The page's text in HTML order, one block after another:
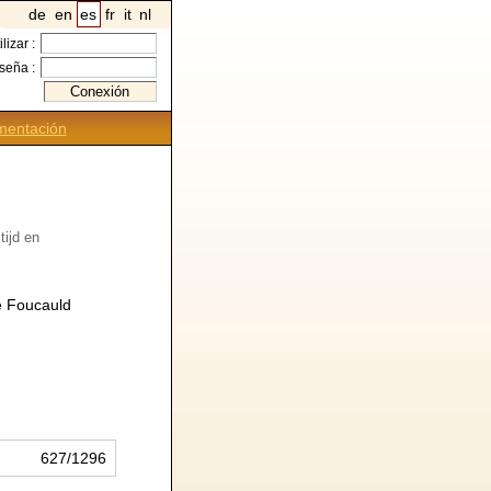
de en es fr it nl
:
:
en
Foucauld
627/1296